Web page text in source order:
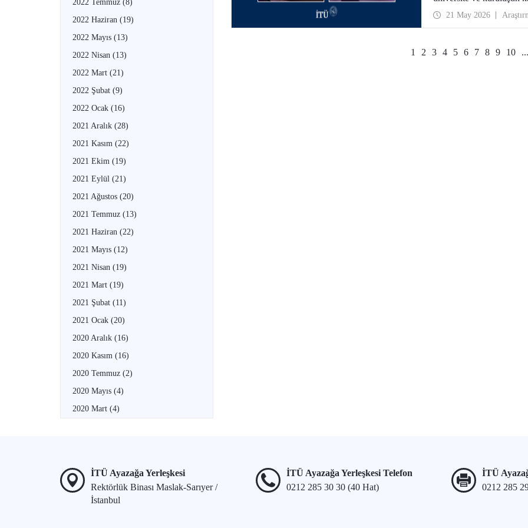
2022 Temmuz (8)
2022 Haziran (19)
2022 Mayıs (13)
2022 Nisan (13)
2022 Mart (21)
2022 Şubat (9)
2022 Ocak (16)
2021 Aralık (28)
2021 Kasım (22)
2021 Ekim (19)
2021 Eylül (21)
2021 Ağustos (20)
2021 Temmuz (13)
2021 Haziran (22)
2021 Mayıs (12)
2021 Nisan (19)
2021 Mart (19)
2021 Şubat (11)
2021 Ocak (20)
2020 Aralık (16)
2020 Kasım (16)
2020 Temmuz (2)
2020 Mayıs (4)
2020 Mart (4)
21 May 2026
1 2 3 4 5 6 7 8 9 10 ...
İTÜ Ayazağa Yerleşkesi
Rektörlük Binası Maslak-Sarıyer /
İstanbul
İTÜ Ayazağa Yerleşkesi Telefon
0212 285 30 30 (40 Hat)
İTÜ
0212 285